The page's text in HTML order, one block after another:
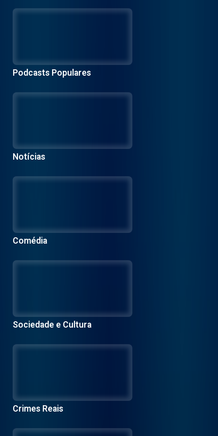
Podcasts Populares
Notícias
Comédia
Sociedade e Cultura
Crimes Reais